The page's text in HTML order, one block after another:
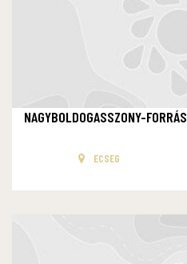
NAGYBOLDOGASSZONY-FORRÁS
ECSEG